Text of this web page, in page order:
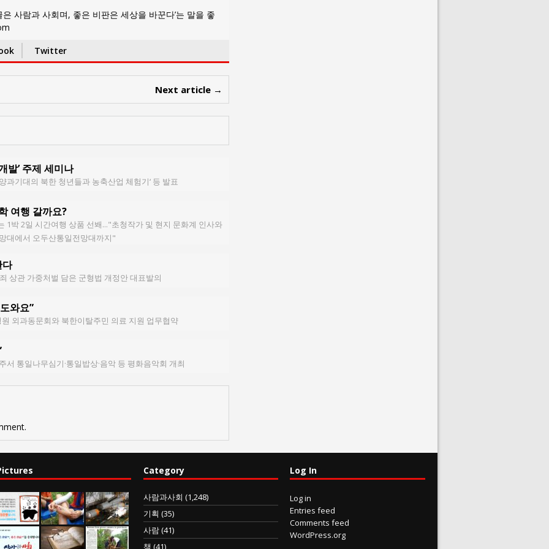
사람과 사회며, 좋은 비판은 세상을 바꾼다’는 말을 좋
Twitter
Next article →
발’ 주제 세미나
과기대의 북한 청년들과 농축산업 체험기‘ 등 발표
여행 갈까요?
1박 2일 시간여행 상품 선봬..."초청작가 및 현지 문화계 인사와
대에서 오두산통일전망대까지"
다
상관 가중처벌 담은 군형법 개정안 대표발의
와요”
외과동문회와 북한이탈주민 의료 지원 업무협약
서 통일나무심기·통일밥상·음악 등 평화음악회 개최
Category
사람과사회 (1,248)
기획 (35)
사람(41)
책 (41)
Log In
Log in
Entries feed
Comments feed
WordPress.org